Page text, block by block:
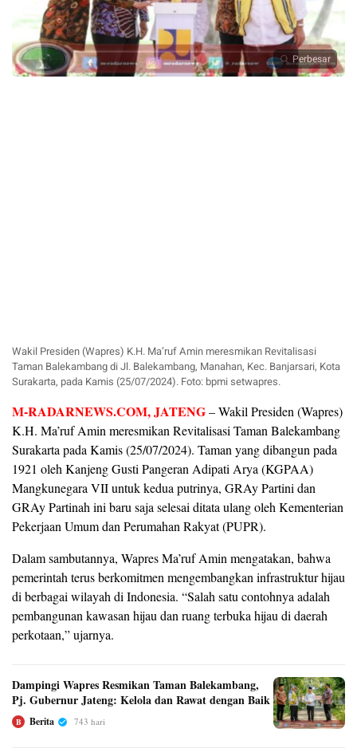
Perbesar
Wakil Presiden (Wapres) K.H. Ma’ruf Amin meresmikan Revitalisasi
Taman Balekambang di Jl. Balekambang, Manahan, Kec. Banjarsari, Kota
Surakarta, pada Kamis (25/07/2024). Foto: bpmi setwapres.
M-RADARNEWS.COM, JATENG– Wakil Presiden (Wapres)
K.H. Ma’ruf Amin meresmikan Revitalisasi Taman Balekambang
Surakarta pada Kamis (25/07/2024). Taman yang dibangun pada
1921 oleh Kanjeng Gusti Pangeran Adipati Arya (KGPAA)
Mangkunegara VII untuk kedua putrinya, GRAy Partini dan
GRAy Partinah ini baru saja selesai ditata ulang oleh Kementerian
Pekerjaan Umum dan Perumahan Rakyat (PUPR).
Dalam sambutannya, Wapres Ma’ruf Amin mengatakan, bahwa
pemerintah terus berkomitmen mengembangkan infrastruktur hijau
di berbagai wilayah di Indonesia. “Salah satu contohnya adalah
pembangunan kawasan hijau dan ruang terbuka hijau di daerah
perkotaan,” ujarnya.
Dampingi Wapres Resmikan Taman Balekambang,
Pj. Gubernur Jateng: Kelola dan Rawat dengan Baik
B Berita 743 hari